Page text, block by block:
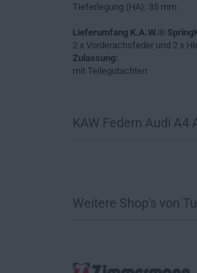
Tieferlegung (HA): 35 mm
Lieferumfang K.A.W.®
2 x Vorderachsfeder und 2 x
Zulassung:
mit Teilegutachten
KAW Federn Audi A4
Weitere Shop's von